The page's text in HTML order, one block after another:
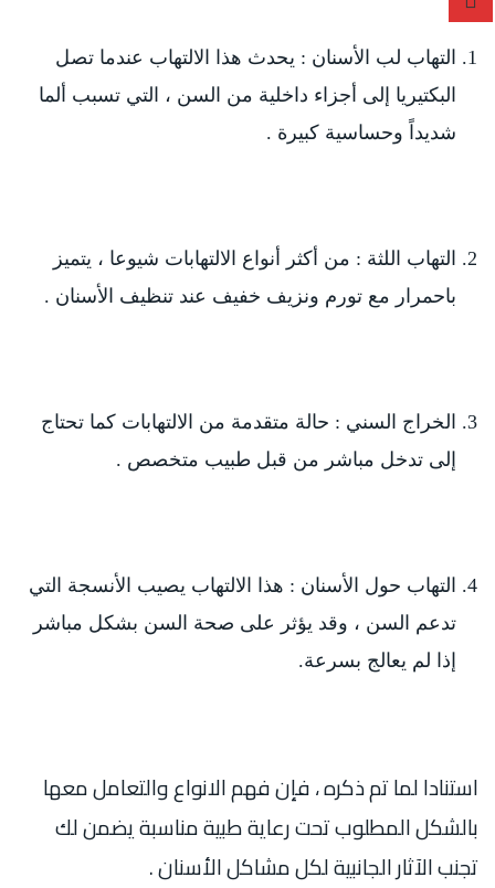
التهاب لب الأسنان : يحدث هذا الالتهاب عندما تصل
البكتيريا إلى أجزاء داخلية من السن ، التي تسبب ألما
شديداً وحساسية كبيرة .
التهاب اللثة : من أكثر أنواع الالتهابات شيوعا ، يتميز
باحمرار مع تورم ونزيف خفيف عند تنظيف الأسنان .
الخراج السني : حالة متقدمة من الالتهابات كما تحتاج
إلى تدخل مباشر من قبل طبيب متخصص .
التهاب حول الأسنان : هذا الالتهاب يصيب الأنسجة التي
تدعم السن ، وقد يؤثر على صحة السن بشكل مباشر
إذا لم يعالج بسرعة.
استنادا لما تم ذكره ، فإن فهم الانواع والتعامل معها
بالشكل المطلوب تحت رعاية طبية مناسبة يضمن لك
تجنب الآثار الجانبية لكل مشاكل الأسنان .